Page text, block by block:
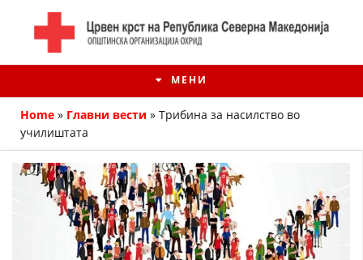
МЕНИ
Home » Главни вести » Трибина за насилство во
училиштата